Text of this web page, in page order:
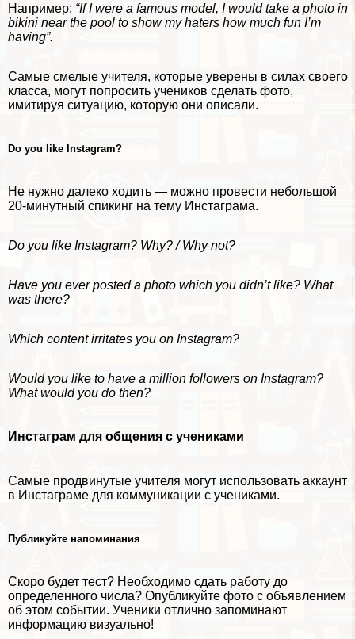
Например: “If I were a famous model, I would take a photo in
bikini near the pool to show my haters how much fun I’m
having”.
Самые смелые учителя, которые уверены в силах своего
класса, могут попросить учеников сделать фото,
имитируя ситуацию, которую они описали.
Do you like Instagram?
Не нужно далеко ходить — можно провести небольшой
20-минутный спикинг на тему Инстаграма.
Do you like Instagram? Why? / Why not?
Have you ever posted a photo which you didn’t like? What
was there?
Which content irritates you on Instagram?
Would you like to have a million followers on Instagram?
What would you do then?
Инстаграм для общения с учениками
Самые продвинутые учителя могут использовать аккаунт
в Инстаграме для коммуникации с учениками.
Публикуйте напоминания
Скоро будет тест? Необходимо сдать работу до
определенного числа? Опубликуйте фото с объявлением
об этом событии. Ученики отлично запоминают
информацию визуально!